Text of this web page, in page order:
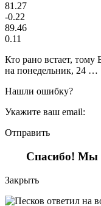
81.27
-0.22
89.46
0.11
Кто рано встает, тому
на понедельник, 24 …
Нашли ошибку?
Укажите ваш email:
Отправить
Спасибо! Мы
Закрыть